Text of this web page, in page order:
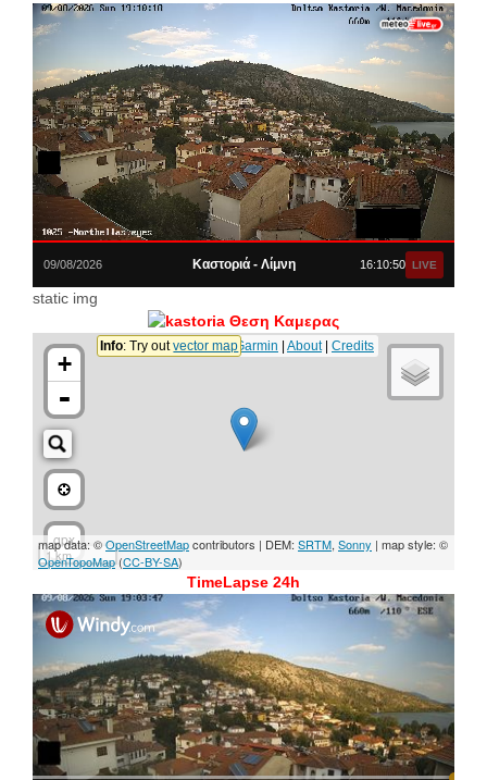
09/08/2026 Καστοριά - Λίμνη 16:10:50 LIVE
static img
Θεση Καμερας
TimeLapse 24h